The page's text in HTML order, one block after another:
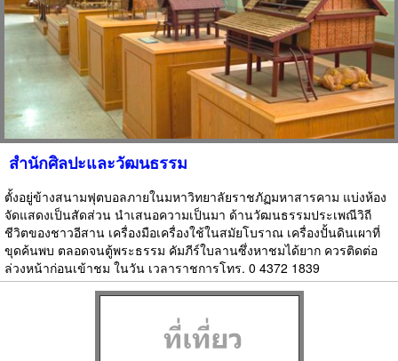
สำนักศิลปะและวัฒนธรรม
ตั้งอยู่ข้างสนามฟุตบอลภายในมหาวิทยาลัยราชภัฏมหาสารคาม แบ่งห้อง
จัดแสดงเป็นสัดส่วน นำเสนอความเป็นมา ด้านวัฒนธรรมประเพณีวิถี
ชีวิตของชาวอีสาน เครื่องมือเครื่องใช้ในสมัยโบราณ เครื่องปั้นดินเผาที่
ขุดค้นพบ ตลอดจนตู้พระธรรม คัมภีร์ใบลานซึ่งหาชมได้ยาก ควรติดต่อ
ล่วงหน้าก่อนเข้าชม ในวัน เวลาราชการโทร. 0 4372 1839